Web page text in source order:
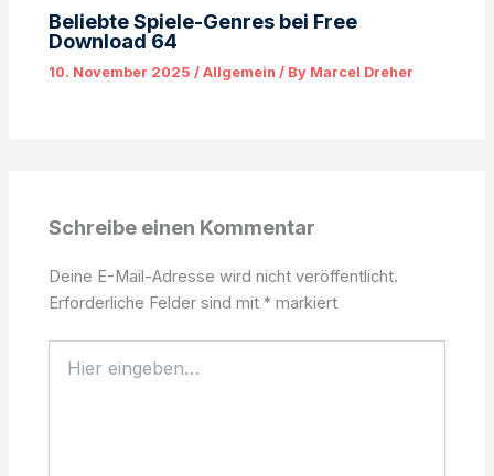
Beliebte Spiele-Genres bei Free
Download 64
10. November 2025/Allgemein / By Marcel Dreher
Schreibe einen Kommentar
Deine E-Mail-Adresse wird nicht veröffentlicht.
Erforderliche Felder sind mit* markiert
eingeben…